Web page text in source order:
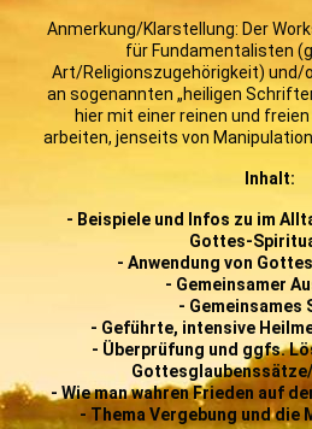
Anmerkung/Klarstellung: Der
für Fundamentalisten
Art/Religionszugehörigkeit) und/
an sogenannten „heiligen
hier mit einer reinen und
arbeiten, jenseits von
Inhalt:
- Beispiele und Infos zu im
Gottes-
- Anwendung von
- Gemeinsamer
- Gemeinsames
- Geführte, intensive
- Überprüfung und ggfs.
- Wie man wahren Frieden auf
- Thema Vergebung und die